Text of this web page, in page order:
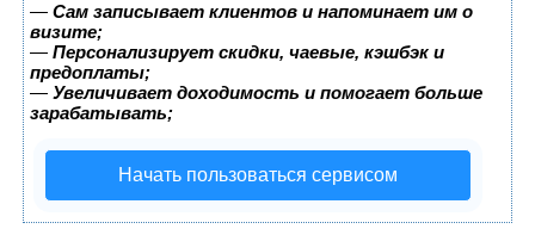
— Сам записывает клиентов и напоминает им о
визите;
— Персонализирует скидки, чаевые, кэшбэк и
предоплаты;
— Увеличивает доходимость и помогает больше
зарабатывать;
Начать пользоваться сервисом